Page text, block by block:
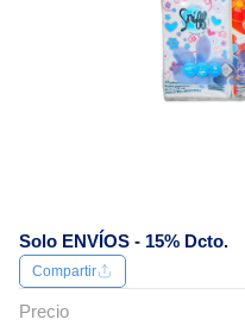
Solo ENVÍOS - 15% Dcto.
Compartir
Precio